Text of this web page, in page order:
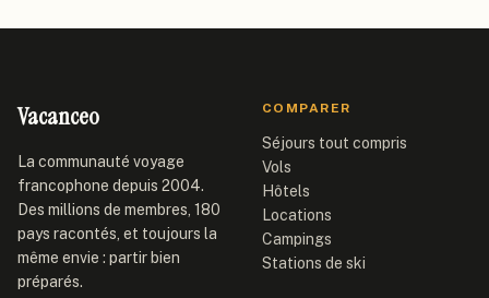
Vacanceo
La communauté voyage
francophone depuis 2004.
Des millions de membres, 180
pays racontés, et toujours la
même envie : partir bien
préparés.
COMPARER
Séjours tout compris
Vols
Hôtels
Locations
Campings
Stations de ski